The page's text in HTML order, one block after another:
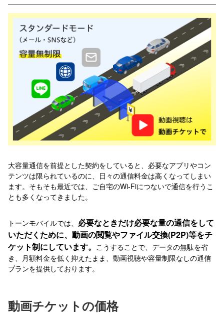
大容量通信を前提とした契約をしていると、必要なアプリやコン
テンツは限られているのに、日々の通信料金は高くなってしまい
ます。そもそも最近では、ご自宅のWi-Fiにつないで通信を行うこ
とも多くなってきました。
トーンモバイルでは、 必要なときだけ必要な量の通信をして
いただくために、動画の閲覧やファイル交換(P2P)等をチ
ケット制にしています。 こうすることで、データの無駄を省
き、月額料金を低く抑えたまま、動画視聴や容量制限なしの通信
プランを提供しております。
動画チケットの価格